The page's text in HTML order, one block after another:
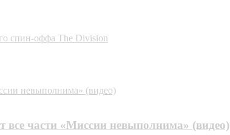
спин-оффа The Division
невыполнима» (видео)
части «Миссии невыполнима» (видео)